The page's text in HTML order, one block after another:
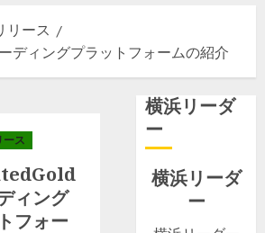
リース
ディングプラットフォームの紹介
ース
ィング
フォー
横浜リーダ
ー
横浜リーダ
ー